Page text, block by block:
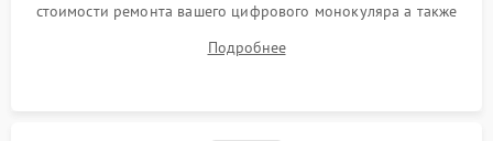
стоимости ремонта вашего цифрового монокуляра а также
Подробнее